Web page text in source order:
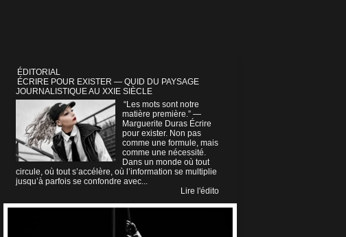
ÉDITORIAL
ÉCRIRE POUR EXISTER — QUID DU PAYSAGE
JOURNALISTIQUE AU XXIE SIÈCLE
“Les mots sont notre
matière première.” —
Marguerite Duras Écrire
pour exister. Non pas
comme une formule, mais
comme une nécessité.
Dans un monde où tout
circule, où tout s’accélère, où l’information se multiplie
jusqu’à parfois se confondre avec...
Lire l'édito